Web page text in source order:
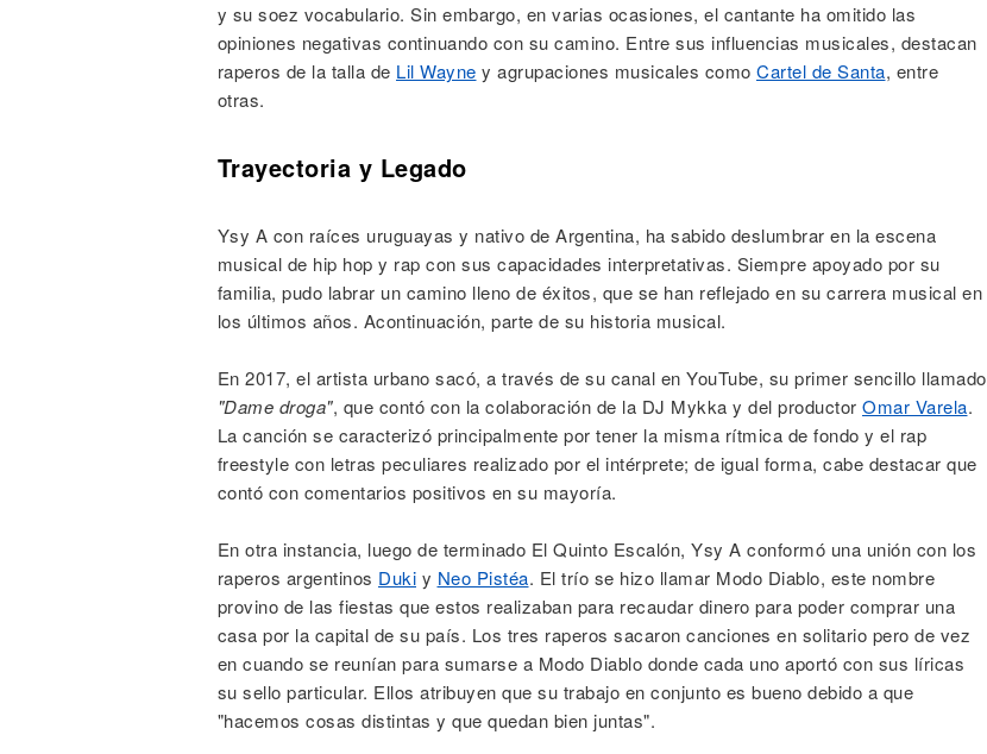
y su soez vocabulario. Sin embargo, en varias ocasiones, el cantante ha omitido las
opiniones negativas continuando con su camino. Entre sus influencias musicales, destacan
raperos de la talla de Lil Wayne y agrupaciones musicales como Cartel de Santa, entre
otras.
Trayectoria y Legado
Ysy A con raíces uruguayas y nativo de Argentina, ha sabido deslumbrar en la escena
musical de hip hop y rap con sus capacidades interpretativas. Siempre apoyado por su
familia, pudo labrar un camino lleno de éxitos, que se han reflejado en su carrera musical en
los últimos años. Acontinuación, parte de su historia musical.
En 2017, el artista urbano sacó, a través de su canal en YouTube, su primer sencillo llamado
"Dame droga", que contó con la colaboración de la DJ Mykka y del productor Omar Varela.
La canción se caracterizó principalmente por tener la misma rítmica de fondo y el rap
freestyle con letras peculiares realizado por el intérprete; de igual forma, cabe destacar que
contó con comentarios positivos en su mayoría.
En otra instancia, luego de terminado El Quinto Escalón, Ysy A conformó una unión con los
raperos argentinos Duki y Neo Pistéa. El trío se hizo llamar Modo Diablo, este nombre
provino de las fiestas que estos realizaban para recaudar dinero para poder comprar una
casa por la capital de su país. Los tres raperos sacaron canciones en solitario pero de vez
en cuando se reunían para sumarse a Modo Diablo donde cada uno aportó con sus líricas
su sello particular. Ellos atribuyen que su trabajo en conjunto es bueno debido a que
"hacemos cosas distintas y que quedan bien juntas".